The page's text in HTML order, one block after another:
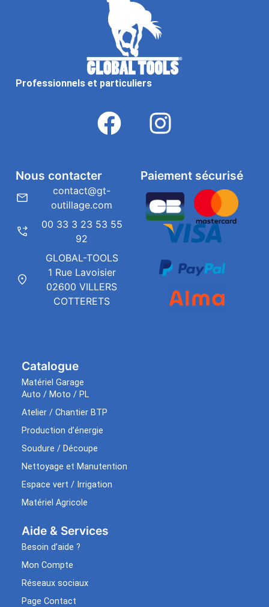
Professionnels et particuliers
Catalogue
Matériel Garage
Auto / Moto / PL
Atelier / Chantier BTP
Production d’énergie
Soudure / Découpe
Nettoyage et Manutention
Espace vert / Irrigation
Matériel Agricole
Aide & Services​
Besoin d’aide ?
Mon Compte
Réseaux sociaux
Page Contact
Paiement sécurisé
Nous contacter
contact@gt-
outillage.com
00 33 3 23 53 55
92
GLOBAL-TOOLS
1 Rue Lavoisier
02600 VILLERS
COTTERETS